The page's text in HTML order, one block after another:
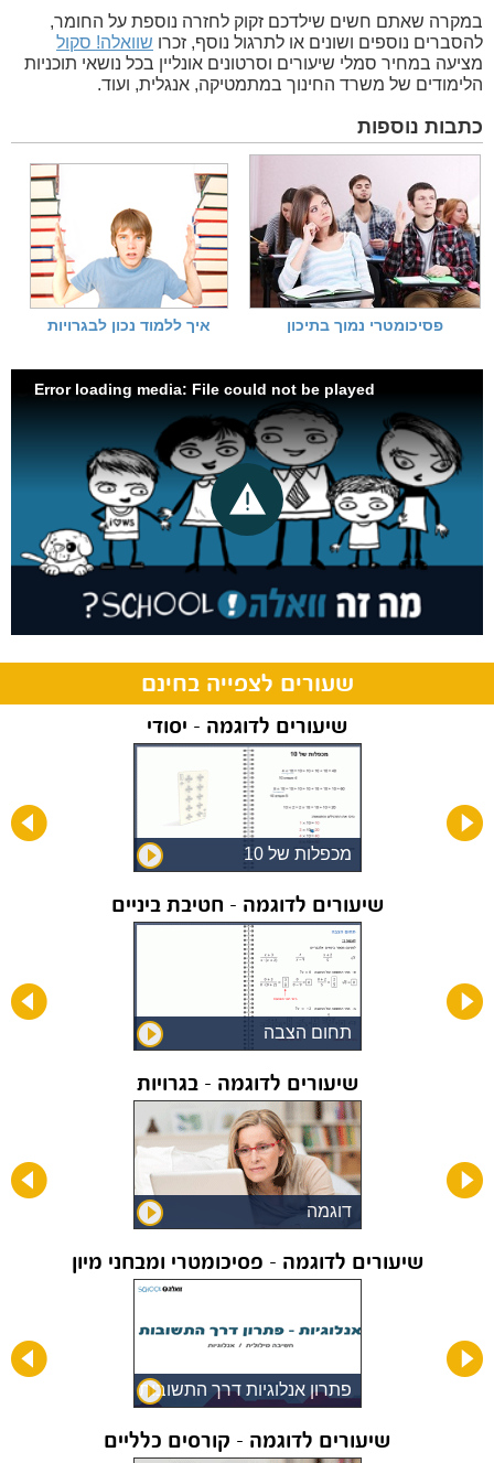
במקרה שאתם חשים שילדכם זקוק לחזרה נוספת על החומר,
להסברים נוספים ושונים או לתרגול נוסף, זכרו שוואלה! סקול
מציעה במחיר סמלי שיעורים וסרטונים אונליין בכל נושאי תוכניות
הלימודים של משרד החינוך במתמטיקה, אנגלית, ועוד.
כתבות נוספות
פסיכומטרי נמוך בתיכון איך ללמוד נכון לבגרויות
Error loading media: File could not be played
שעורים לצפייה בחינם
שיעורים לדוגמה - יסודי
מכפלות של 10
שיעורים לדוגמה - חטיבת ביניים
תחום הצבה
שיעורים לדוגמה - בגרויות
דוגמה
שיעורים לדוגמה - פסיכומטרי ומבחני מיון
פתרון אנלוגיות דרך התשובות
שיעורים לדוגמה - קורסים כלליים